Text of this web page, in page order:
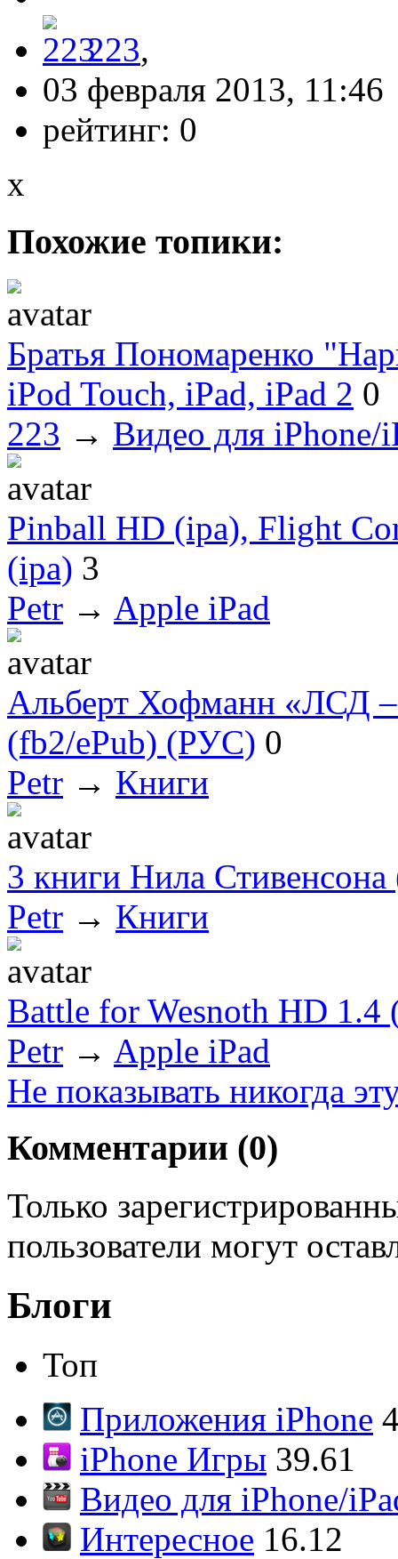
223,
03 февраля 2013, 11:46
рейтинг: 0
x
Похожие топики:
Братья Пономаренко
iPod Touch, iPad, iPad 2 0
223 → Видео для iPhone/
Pinball HD (ipa), Flight
(ipa) 3
Petr → Apple iPad
Альберт Хофманн «ЛСД
(fb2/ePub) (РУС) 0
Petr → Книги
3 книги Нила Стивенсона
Petr → Книги
Battle for Wesnoth HD 1.4
Petr → Apple iPad
Не показывать никогда
Комментарии (0)
Только
пользователи могут
Блоги
Топ
Приложения iPhone
iPhone Игры 39.61
Видео для iPhone/
Интересное 16.12